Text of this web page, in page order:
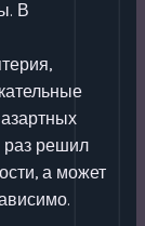
В
раз решил
а может